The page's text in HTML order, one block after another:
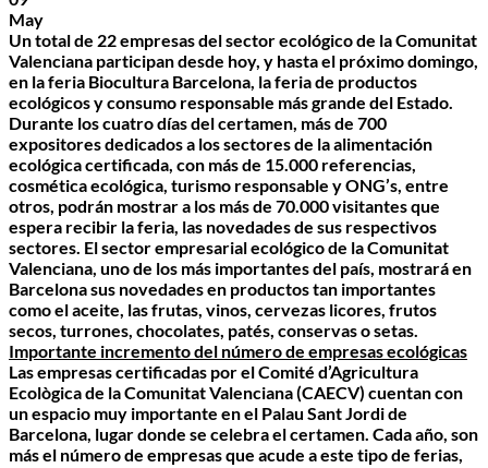
May
Un total de 22 empresas del sector ecológico de la Comunitat
Valenciana participan desde hoy, y hasta el próximo domingo,
en la feria Biocultura Barcelona, la feria de productos
ecológicos y consumo responsable más grande del Estado.
Durante los cuatro días del certamen, más de 700
expositores dedicados a los sectores de la alimentación
ecológica certificada, con más de 15.000 referencias,
cosmética ecológica, turismo responsable y ONG’s, entre
otros, podrán mostrar a los más de 70.000 visitantes que
espera recibir la feria, las novedades de sus respectivos
sectores. El sector empresarial ecológico de la Comunitat
Valenciana, uno de los más importantes del país, mostrará en
Barcelona sus novedades en productos tan importantes
como el aceite, las frutas, vinos, cervezas licores, frutos
secos, turrones, chocolates, patés, conservas o setas.
Importante incremento del número de empresas ecológicas
Las empresas certificadas por el Comité d’Agricultura
Ecològica de la Comunitat Valenciana (CAECV) cuentan con
un espacio muy importante en el Palau Sant Jordi de
Barcelona, lugar donde se celebra el certamen. Cada año, son
más el número de empresas que acude a este tipo de ferias,